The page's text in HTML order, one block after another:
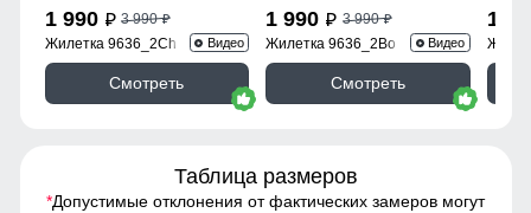
1 990 p 3 990p
Жилетка 9636_2Ch Видео
Смотреть
1 990 p 3 990p
Жилетка 9636_2Bo Видео
Смотреть
1
Таблица размеров
*Допустимые отклонения от фактических замеров могут